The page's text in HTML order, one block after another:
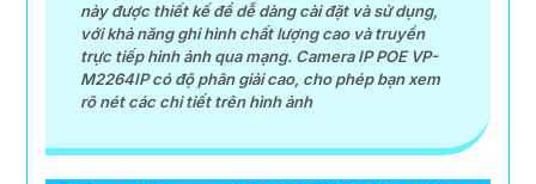
này được thiết kế để dễ dàng cài đặt và sử dụng,
với khả năng ghi hình chất lượng cao và truyền
trực tiếp hình ảnh qua mạng. Camera IP POE VP-
M2264IP có độ phân giải cao, cho phép bạn xem
rõ nét các chi tiết trên hình ảnh